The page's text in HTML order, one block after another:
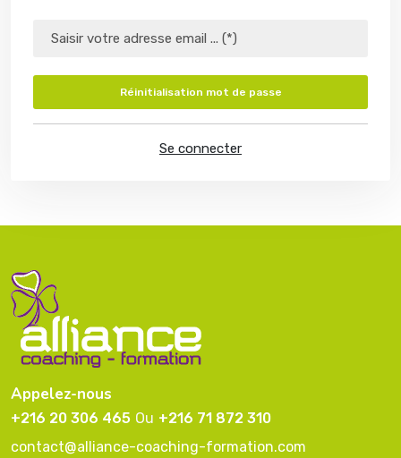
Réinitialisation mot de passe
Se connecter
Appelez-nous
+216 20 306 465 Ou +216 71 872 310
contact@alliance-coaching-formation.com